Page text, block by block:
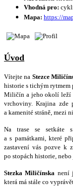
Vhodná pro:
Mapa: https://
Úvod
Vítejte na Stezce
historie s tichým rytmem
Miličín a jeho okolí leží
vrchoviny. Krajina zde
a kamenité stráně, mezi
Na trase se setkáte
a s památkami, které
zastavení vás pozve k
po stopách historie,
Stezka Miličínska není
která má stále co